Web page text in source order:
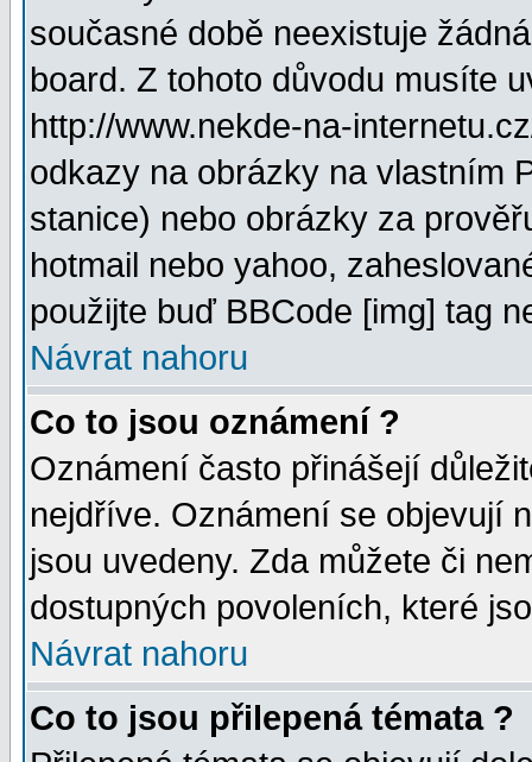
současné době neexistuje
board. Z tohoto důvodu musíte
http://www.nekde-na-
odkazy na obrázky na vlastním
stanice) nebo obrázky za
hotmail nebo yahoo,
použijte buď BBCode [img] tag
Návrat nahoru
Co to jsou oznámení ?
Oznámení často přinášejí
nejdříve. Oznámení se objevují
jsou uvedeny. Zda můžete či
dostupných povoleních, které
Návrat nahoru
Co to jsou přilepená témata ?